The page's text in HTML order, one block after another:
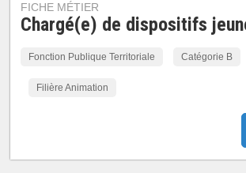
FICHE MÉTIER
Chargé(e) de dispositifs
Fonction Publique Territoriale Catégorie B
Filière Animation